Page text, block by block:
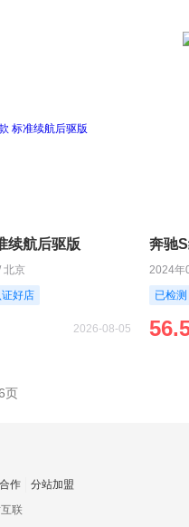
续航后驱版
北京
好店
2026-08-05
奔驰
2024年
已检测
页
作
分站加盟
联